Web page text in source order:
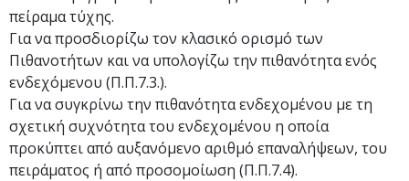
πείραμα τύχης.
Για να προσδιορίζω τον κλασικό ορισμό των
Πιθανοτήτων και να υπολογίζω την πιθανότητα ενός
ενδεχόμενου (Π.Π.7.3.).
Για να συγκρίνω την πιθανότητα ενδεχομένου με τη
σχετική συχνότητα του ενδεχομένου η οποία
προκύπτει από αυξανόμενο αριθμό επαναλήψεων, του
πειράματος ή από προσομοίωση (Π.Π.7.4).